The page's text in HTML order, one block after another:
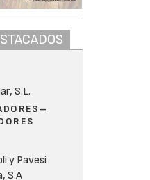
S.L.
y Pavesi
S.A